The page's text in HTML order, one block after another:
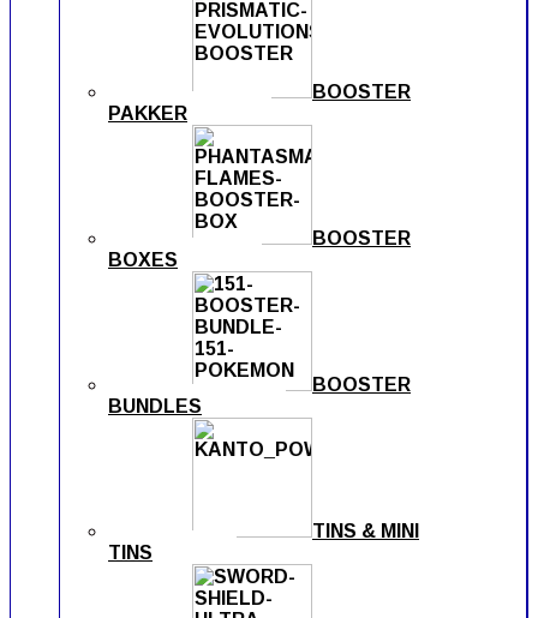
BOOSTER
PAKKER
BOOSTER
BOXES
BOOSTER
BUNDLES
TINS & MINI
TINS